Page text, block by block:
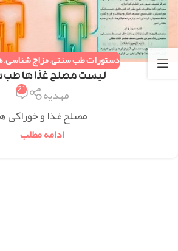
دستورات طب سنتی,مزاج شناسی,
لیست مصلح غذا ها طب
مهدیه 21
مصلح غذا و خوراکی
ادامه مطلب